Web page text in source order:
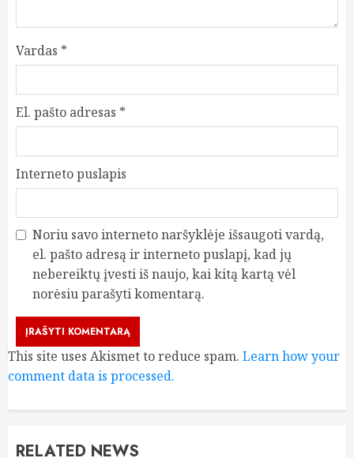
Vardas *
El. pašto adresas *
Interneto puslapis
Noriu savo interneto naršyklėje išsaugoti vardą,
el. pašto adresą ir interneto puslapį, kad jų
nebereiktų įvesti iš naujo, kai kitą kartą vėl
norėsiu parašyti komentarą.
This site uses Akismet to reduce spam. Learn how your
comment data is processed.
RELATED NEWS